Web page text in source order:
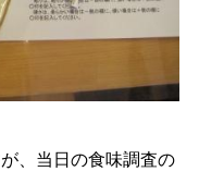
、当日の食味調査の